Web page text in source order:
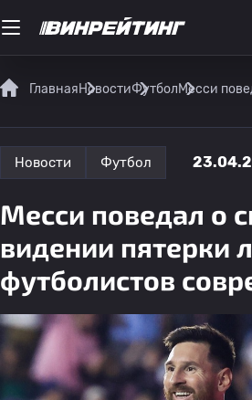
ГлавнаяНовостиФутболМесси
Новости Футбол
Месси поведал о
видении пятерки
футболистов